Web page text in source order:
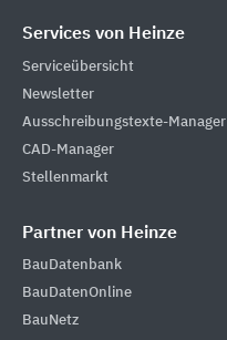
Services von Heinze
Serviceübersicht
Newsletter
Ausschreibungstexte-Manager
CAD-Manager
Stellenmarkt
Partner von Heinze
BauDatenbank
BauDatenOnline
BauNetz